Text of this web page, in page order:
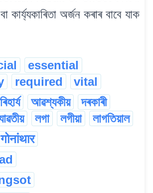
বা কাৰ্য্যকাৰিতা অৰ্জন কৰাৰ বাবে যাক
essential
required vital
আৱশ্যকীয়
দৰকাৰী
লগা লগীয়া লাগতিয়াল
गोनांथार